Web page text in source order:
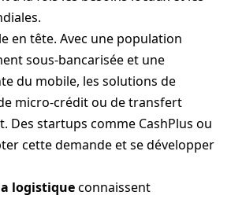
en tête. Avec une population
sous-bancarisée et une
du mobile, les solutions de
micro-crédit ou de transfert
Des startups comme CashPlus ou
cette demande et se développer
logistiqueconnaissent